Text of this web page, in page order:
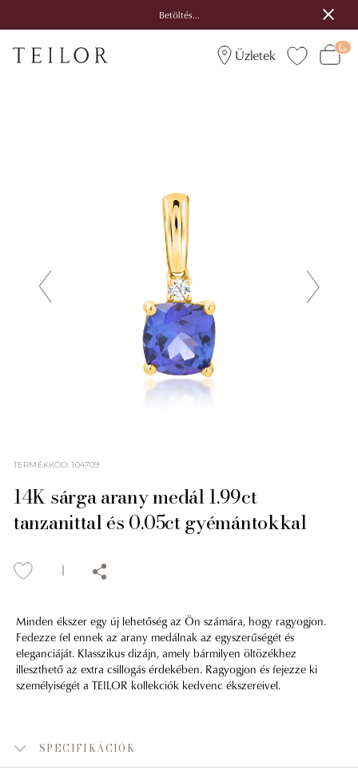
Betöltés...
Üzletek
TERMÉKKÓD:104709
14K sárga arany medál 1.99ct
tanzanittal és 0.05ct gyémántokkal
Minden ékszer egy új lehetőség az Ön számára, hogy ragyogjon.
Fedezze fel ennek az arany medálnak az egyszerűségét és
eleganciáját. Klasszikus dizájn, amely bármilyen öltözékhez
illeszthető az extra csillogás érdekében. Ragyogjon és fejezze ki
személyiségét a TEILOR kollekciók kedvenc ékszereivel.
SPECIFIKÁCIÓK